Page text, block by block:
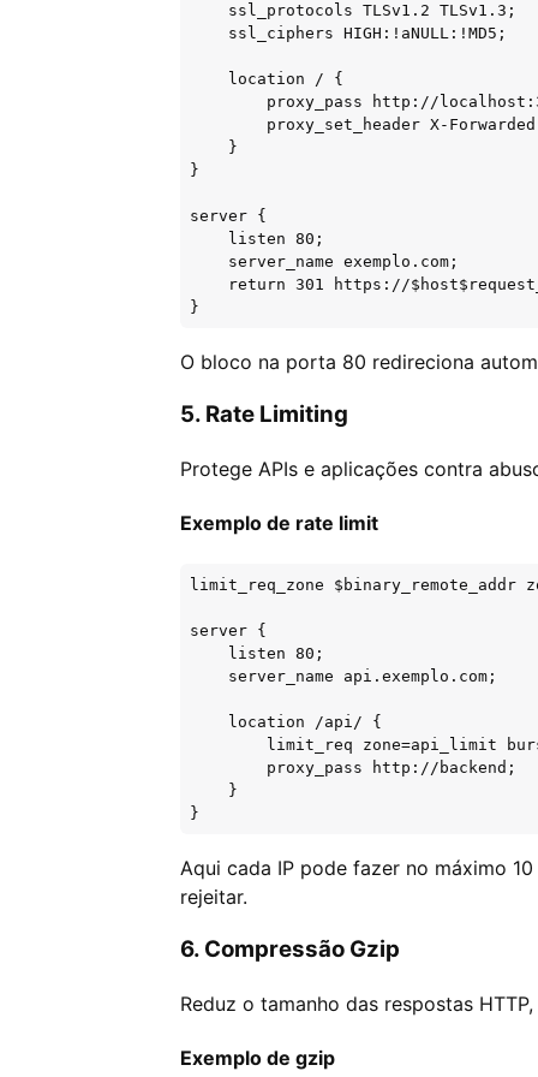
    ssl_protocols TLSv1.2 TLSv1.3;
    ssl_ciphers HIGH:!aNULL:!MD5;
    location / {
proxy_pass http://
proxy_set_header X-
    }
}
server {
    listen 80;
    server_name exemplo.com;
return 301 https://
}
O bloco na porta 80 redireciona
5. Rate Limiting
Protege APIs e aplicações contra
Exemplo de rate limit
limit_req_zone $binary_remote_addr
server {
    listen 80;
    server_name api.exemplo.com;
    location /api/ {
limit_req zone=api_limit
        proxy_pass http://backend;
    }
}
Aqui cada IP pode fazer no máximo
rejeitar.
6. Compressão Gzip
Reduz o tamanho das respostas
Exemplo de gzip